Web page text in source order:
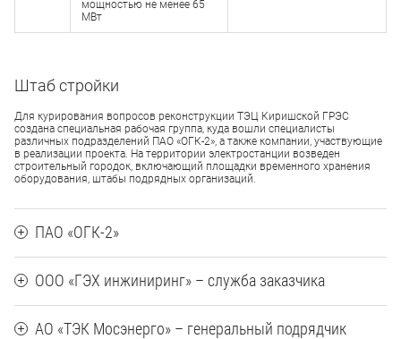
мощностью не менее 65
МВт
Штаб стройки
Для курирования вопросов реконструкции ТЭЦ Киришской ГРЭС
создана специальная рабочая группа, куда вошли специалисты
различных подразделений ПАО «ОГК-2», а также компании, участвующие
в реализации проекта. На территории электростанции возведен
строительный городок, включающий площадки временного хранения
оборудования, штабы подрядных организаций.
ПАО «ОГК-2»
ООО «ГЭХ инжиниринг» – служба заказчика
АО «ТЭК Мосэнерго» – генеральный подрядчик